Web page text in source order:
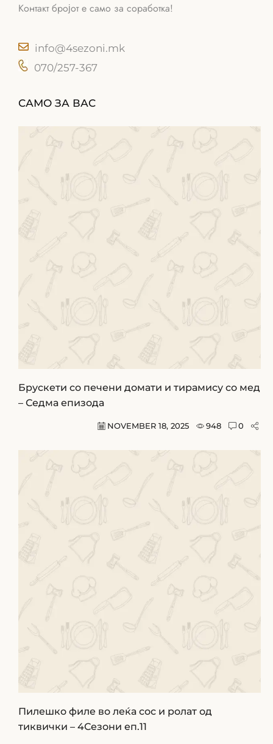
Контакт бројот е само за соработка!
info@4sezoni.mk
070/257-367
САМО ЗА ВАС
Брускети со печени домати и тирамису со мед
– Седма епизода
NOVEMBER 18, 2025 948 0
Пилешко филе во леќа сос и ролат од
тиквички – 4Сезони еп.11